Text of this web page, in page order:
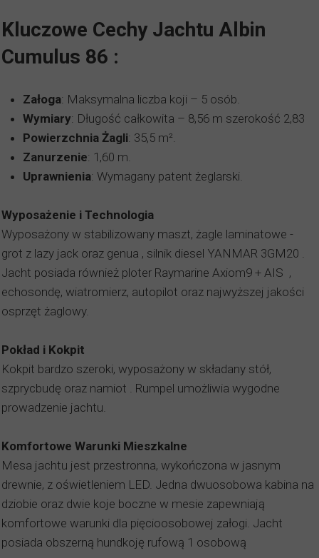
Kluczowe Cechy Jachtu Albin
Cumulus 86 :
Załoga: Maksymalna liczba koji – 5 osób.
Wymiary: Długość całkowita – 8,56 m szerokość 2,83
Powierzchnia Żagli: 35,5 m².
Zanurzenie: 1,60 m.
Uprawnienia: Wymagany patent żeglarski.
Wyposażenie i Technologia
Wyposażony w stabilizowany maszt, żagle laminatowe -
grot z lazy jack oraz genua , silnik diesel YANMAR 3GM20 .
Jacht posiada również ploter Raymarine Axiom9 + AIS ,
echosondę, wiatromierz, autopilot oraz najwyższej jakości
osprzęt żaglowy.
Pokład i Kokpit
Kokpit bardzo szeroki, wyposażony w składany stół,
szprycbudę oraz namiot . Rumpel umożliwia wygodne
prowadzenie jachtu.
Komfortowe Warunki Mieszkalne
Mesa jachtu jest przestronna, wykończona w jasnym
drewnie, z oświetleniem LED. Jedna dwuosobowa kabina na
dziobie oraz dwie koje boczne w mesie zapewniają
komfortowe warunki dla pięcioosobowej załogi. Jacht
posiada obszerną hundkoję rufową 1 osobową